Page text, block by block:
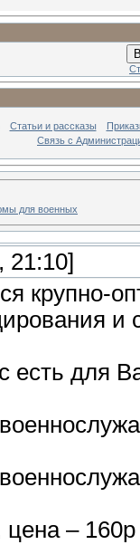
Статьи и рассказы
Связь с
для военных
21:10]
крупно-
и
есть для
цена – 160р